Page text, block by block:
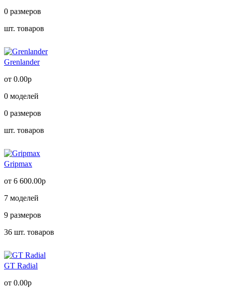
0 размеров
шт. товаров
Grenlander
от 0.00р
0 моделей
0 размеров
шт. товаров
Gripmax
от 6 600.00р
7 моделей
9 размеров
36 шт. товаров
GT Radial
от 0.00р